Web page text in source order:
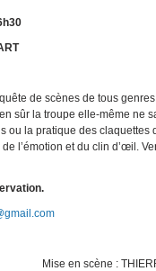
de scènes de tous
sûr la troupe elle-même ne
ou la pratique des claquettes
l’émotion et du clin d’œil.
scène : THIERRY